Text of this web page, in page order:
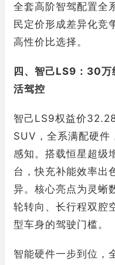
全套高阶智驾配置全
民定价形成差异化竞
高性价比选择。
四、智己LS9：30万
活驾控
智己LS9权益价
SUV，全系满配硬件
感知。搭载恒星超级
台，快充补能效率出
异。核心亮点为灵蜥
轮转向、长行程双腔
型车身的驾驶门槛。
智能硬件一步到位，